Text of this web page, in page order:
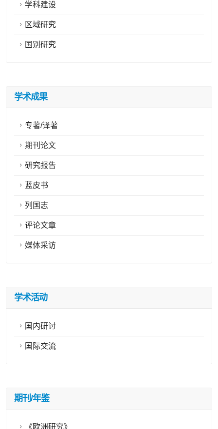
学科建设
区域研究
国别研究
学术成果
专著/译著
期刊论文
研究报告
蓝皮书
列国志
评论文章
媒体采访
学术活动
国内研讨
国际交流
期刊/年鉴
《欧洲研究》